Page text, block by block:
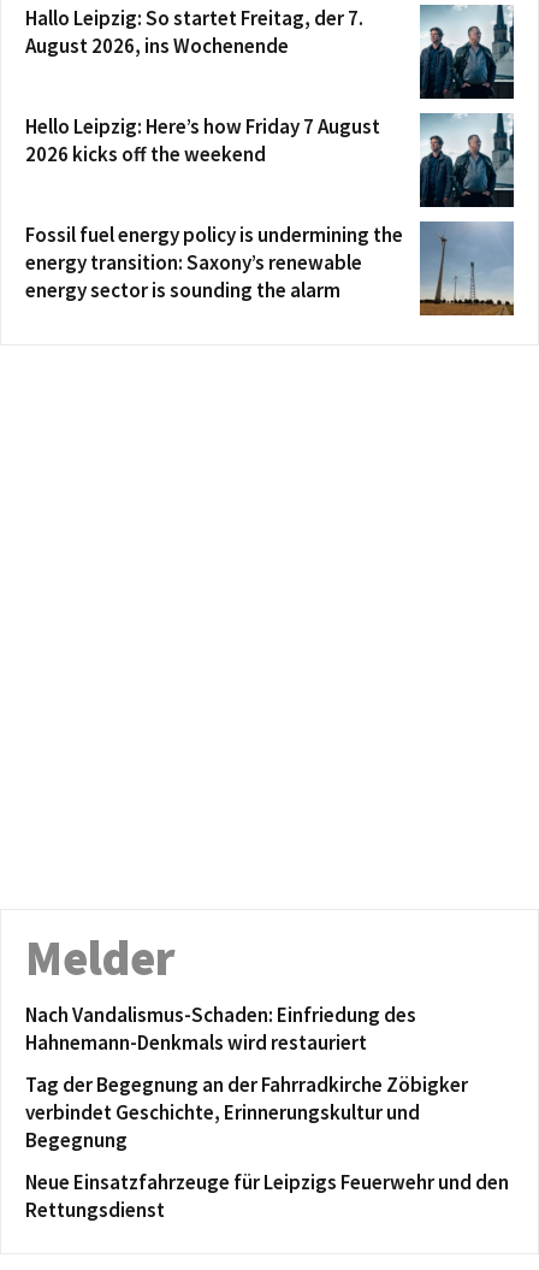
Hallo Leipzig: So startet Freitag, der 7.
August 2026, ins Wochenende
Hello Leipzig: Here’s how Friday 7 August
2026 kicks off the weekend
Fossil fuel energy policy is undermining the
energy transition: Saxony’s renewable
energy sector is sounding the alarm
Melder
Nach Vandalismus-Schaden: Einfriedung des
Hahnemann-Denkmals wird restauriert
Tag der Begegnung an der Fahrradkirche Zöbigker
verbindet Geschichte, Erinnerungskultur und
Begegnung
Neue Einsatzfahrzeuge für Leipzigs Feuerwehr und den
Rettungsdienst